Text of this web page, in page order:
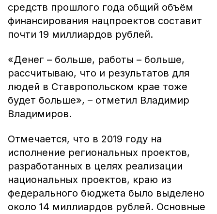
средств прошлого года общий объём
финансирования нацпроектов составит
почти 19 миллиардов рублей.
«Денег – больше, работы – больше,
рассчитываю, что и результатов для
людей в Ставропольском крае тоже
будет больше», – отметил Владимир
Владимиров.
Отмечается, что в 2019 году на
исполнение региональных проектов,
разработанных в целях реализации
национальных проектов, краю из
федерального бюджета было выделено
около 14 миллиардов рублей. Основные